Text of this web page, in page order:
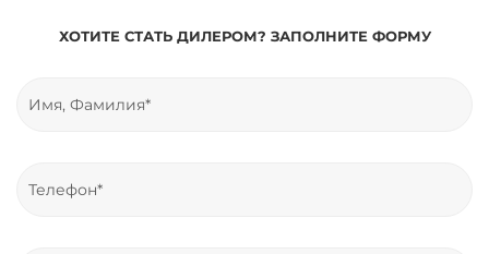
ХОТИТЕ СТАТЬ ДИЛЕРОМ? ЗАПОЛНИТЕ ФОРМУ